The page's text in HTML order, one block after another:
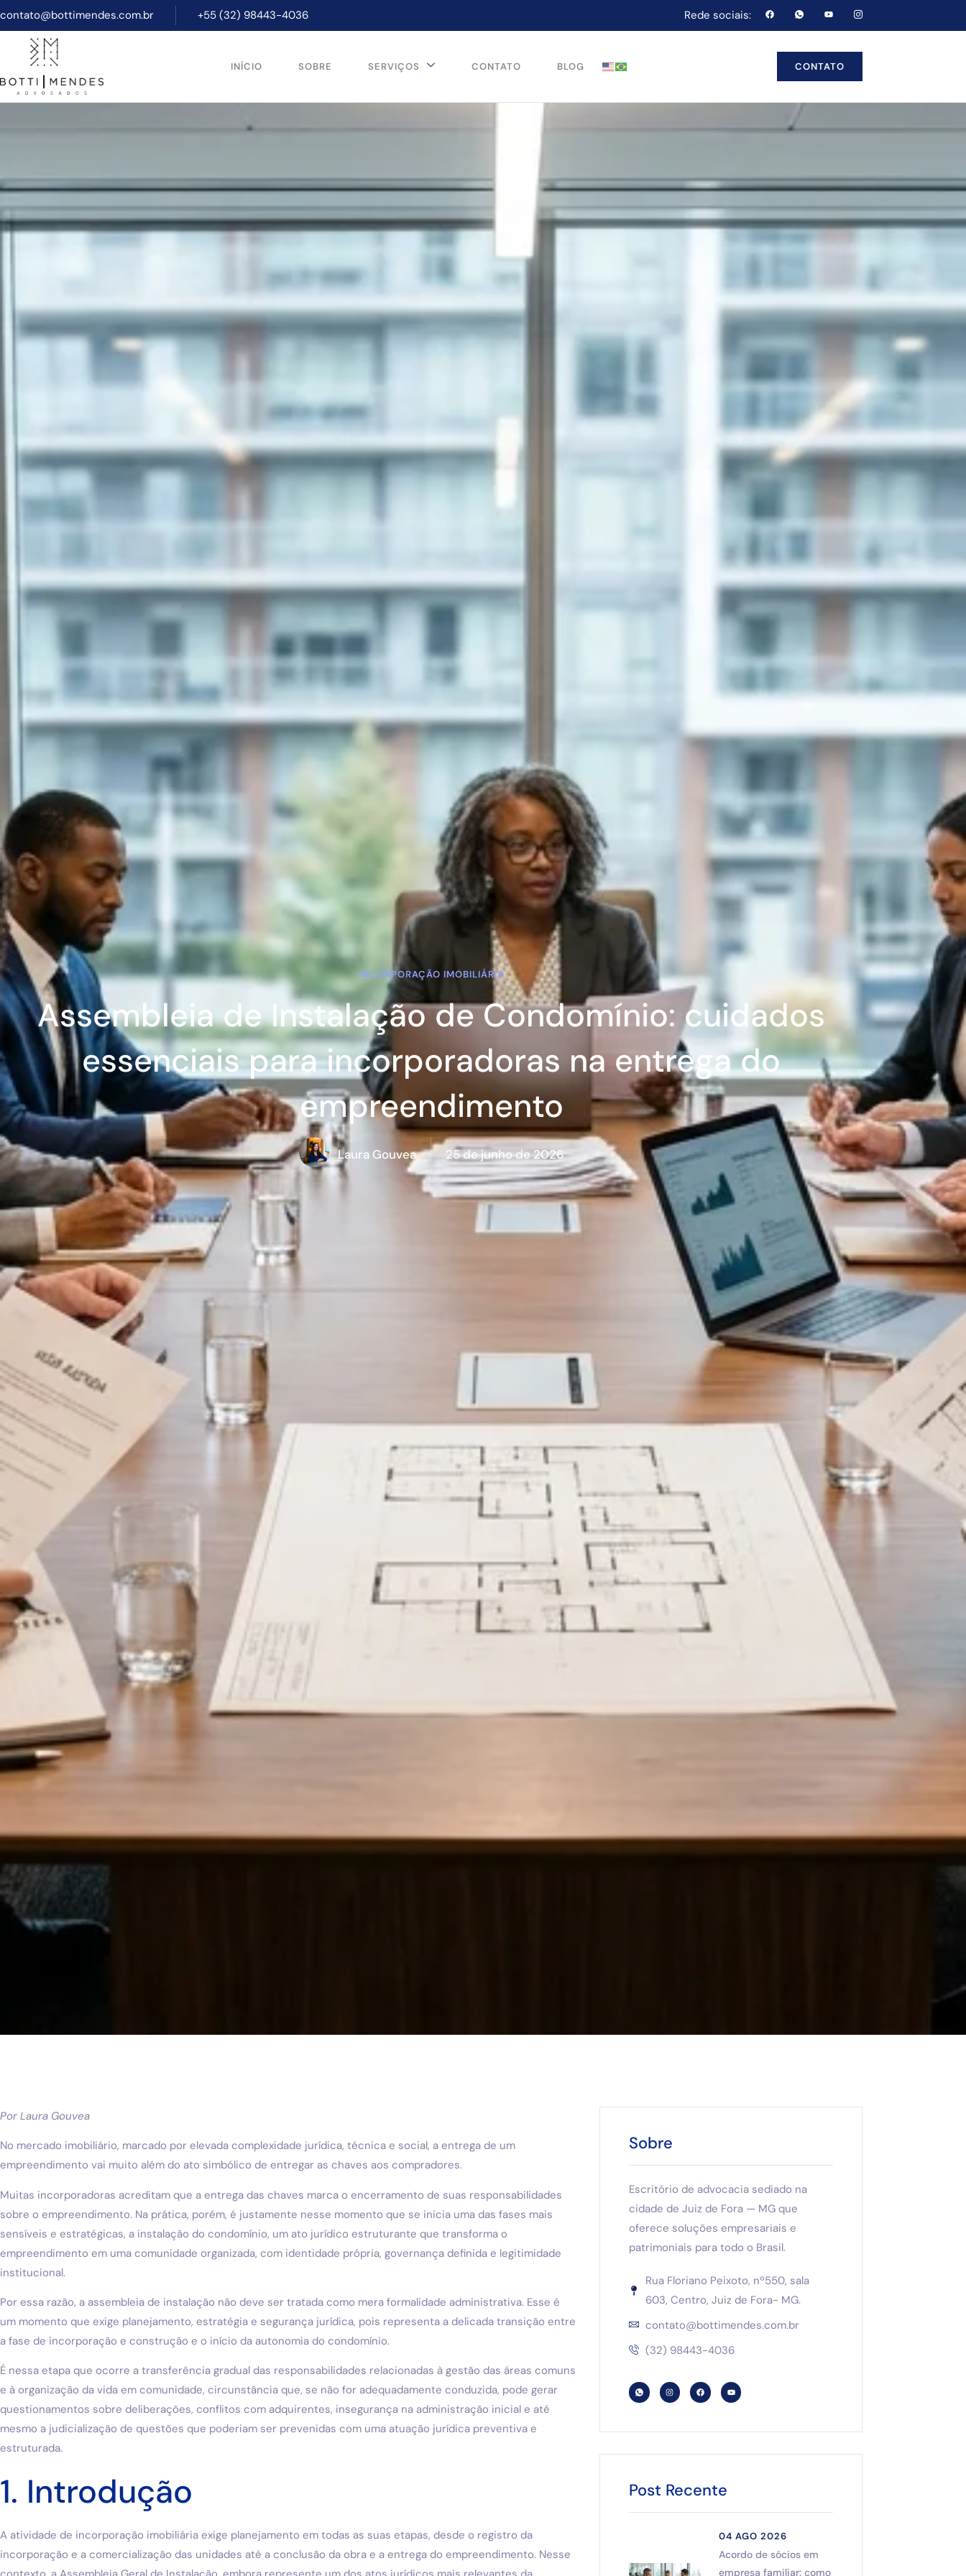
contato@bottimendes.com.br +55 (32) 98443-4036 Rede sociais:
INÍCIO SOBRE SERVIÇOS CONTATO BLOG CONTATO
INCORPORAÇÃO IMOBILIÁRIA
Assembleia de Instalação de Condomínio: cuidados
essenciais para incorporadoras na entrega do
empreendimento
Laura Gouvea 25 de junho de 2026
Por Laura Gouvea
No mercado imobiliário, marcado por elevada complexidade jurídica, técnica e social, a entrega de um
empreendimento vai muito além do ato simbólico de entregar as chaves aos compradores.
Muitas incorporadoras acreditam que a entrega das chaves marca o encerramento de suas responsabilidades
sobre o empreendimento. Na prática, porém, é justamente nesse momento que se inicia uma das fases mais
sensíveis e estratégicas, a instalação do condomínio, um ato jurídico estruturante que transforma o
empreendimento em uma comunidade organizada, com identidade própria, governança definida e legitimidade
institucional.
Por essa razão, a assembleia de instalação não deve ser tratada como mera formalidade administrativa. Esse é
um momento que exige planejamento, estratégia e segurança jurídica, pois representa a delicada transição entre
a fase de incorporação e construção e o início da autonomia do condomínio.
É nessa etapa que ocorre a transferência gradual das responsabilidades relacionadas à gestão das áreas comuns
e à organização da vida em comunidade, circunstância que, se não for adequadamente conduzida, pode gerar
questionamentos sobre deliberações, conflitos com adquirentes, insegurança na administração inicial e até
mesmo a judicialização de questões que poderiam ser prevenidas com uma atuação jurídica preventiva e
estruturada.
1. Introdução
A atividade de incorporação imobiliária exige planejamento em todas as suas etapas, desde o registro da
incorporação e a comercialização das unidades até a conclusão da obra e a entrega do empreendimento. Nesse
Sobre
Escritório de advocacia sediado na
cidade de Juiz de Fora — MG que
oferece soluções empresariais e
patrimoniais para todo o Brasil.
Rua Floriano Peixoto, nº550, sala
603, Centro, Juiz de Fora- MG.
contato@bottimendes.com.br
(32) 98443-4036
Post Recente
04 AGO 2026
Acordo de sócios em
empresa familiar: como